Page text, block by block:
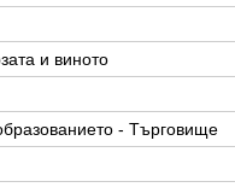
и виното
- Търговище